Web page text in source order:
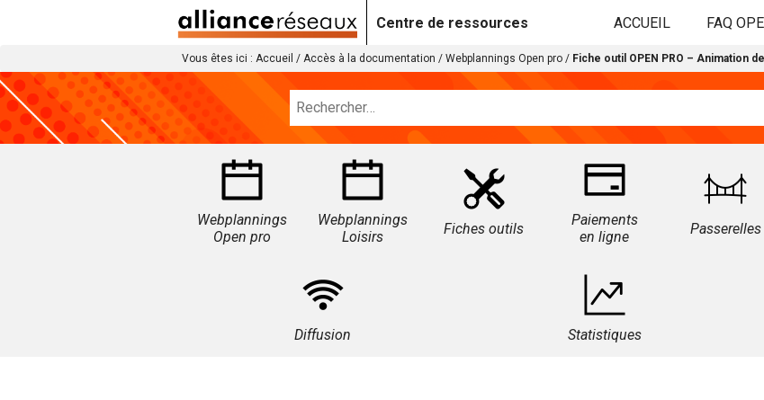
Centre de ressources ACCUEIL FAQ
Vous êtes ici : Accueil / Accès à la documentation / Webplannings Open pro / Fiche outil OPEN PRO – Animation
Webplannings
Open pro
Webplannings
Loisirs
Fiches outils
Paiements
en ligne
Passerelles
Diffusion Statistiques